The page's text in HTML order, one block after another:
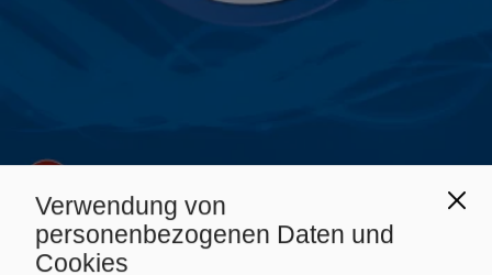
BMHS NATURWISSENSCHAFTEN
Verwendung von
personenbezogenen Daten und
Cookies